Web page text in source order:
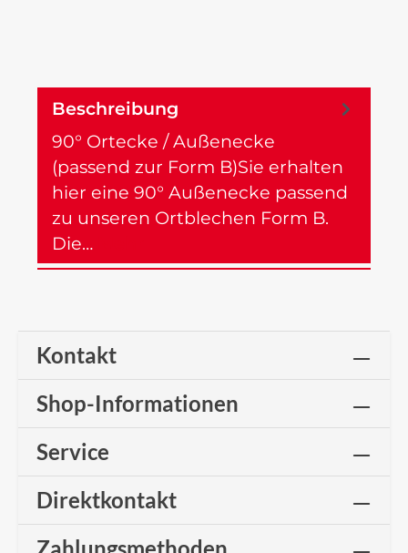
Beschreibung
90° Ortecke / Außenecke
(passend zur Form B)Sie erhalten
hier eine 90° Außenecke passend
zu unseren Ortblechen Form B.
Die…
Kontakt
Shop-Informationen
Service
Direktkontakt